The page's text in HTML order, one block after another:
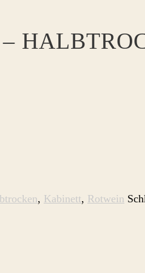
, Kabinett, Rotwein